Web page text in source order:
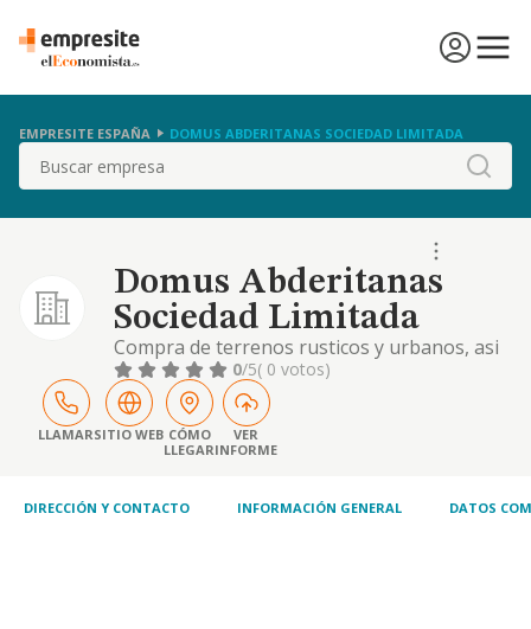
EMPRESITE ESPAÑA DOMUS ABDERITANAS SOCIEDAD LIMITADA
Buscar
Domus Abderitanas
Sociedad Limitada
Compra de terrenos rusticos y urbanos, asi
como su arriendo. construccion de viviendas,
locales, naves industriales, reparcelaciones y
urbanizaciones. compra y venta de fincas
rusticas y urbanas, y su explotacion, por
cualquier medio, incluso por el sistema de
0/5( 0 votos)
LLAMARSITIO WEB CÓMO
LLEGAR
VER
INFORME
DIRECCIÓN Y CONTACTO INFORMACIÓN GENERAL DATOS